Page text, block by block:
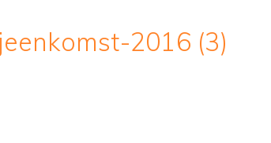
2016 (3)